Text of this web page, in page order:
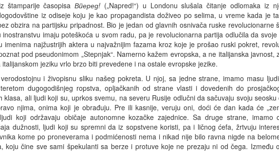
štamparije časopisaВперед! („Napred!“) u Londonu slušala čitanje odlomaka iz
iz odiseje koju je kao propagandista doživeo po selima, u vreme kada je
obzira na partijsku pripadnost. Bio je jedan od glavnih osnivača ruske revolucionarne
imaju poteškoća u svom radu, pa je revolucionarna partija odlučila da
najžustrijih aktera u najvažnijim fazama kroz koje je prošao ruski pokret,
pod pseudonimom „Stepnjak“. Namerno kažem evropska, a ne italijanska javnost,
jeziku vrlo brzo biti prevedene i na ostale evropske jezike.
i živopisnu sliku našeg pokreta. U njoj, sa jedne strane, imamo masu
dugogodišnjeg ropstva, opljačkanih od strane vlasti i dovedenih do
ali ljudi koji su, uprkos svemu, na severu Rusije odlučni da sačuvaju svoju seosku
njima, onima koji je obrađuju. Pre ili kasnije, veruju oni, doći će dan kada će
koji održavaju običaje autonomne kozačke zajednice. Sa druge strane, imamo
dužnosti, ljudi koji su spremni da iz sopstvene koristi, pa i ličnog ćefa, žrtvuju
kome po proneverama i podmićenosti nema i nikad nije bilo ravna nigde na
koju čine sve sami špekulanti sa berze i protuve koje ne prezaju ni od čega. Između